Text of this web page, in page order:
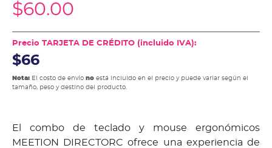
$60.00
Precio TARJETA DE CRÉDITO (incluido IVA):
$66
Nota: El costo de envío no está incluido en el precio y puede variar según el
tamaño, peso y destino del producto.
El combo de teclado y mouse ergonómicos
MEETION DIRECTORC ofrece una experiencia de